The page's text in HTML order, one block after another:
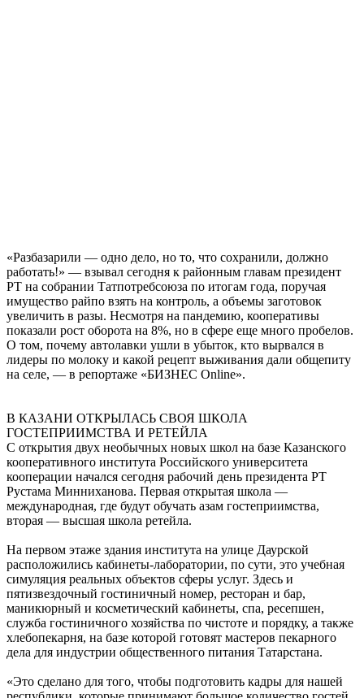
«Разбазарили — одно дело, но то, что сохранили, должно
работать!» — взывал сегодня к районным главам президент
РТ на собрании Татпотребсоюза по итогам года, поручая
имущество райпо взять на контроль, а объемы заготовок
увеличить в разы. Несмотря на пандемию, кооперативы
показали рост оборота на 8%, но в сфере еще много пробелов.
О том, почему автолавки ушли в убыток, кто вырвался в
лидеры по молоку и какой рецепт выживания дали общепиту
на селе, — в репортаже «БИЗНЕС Online».
В КАЗАНИ ОТКРЫЛАСЬ СВОЯ ШКОЛА
ГОСТЕПРИИМСТВА И РЕТЕЙЛА
С открытия двух необычных новых школ на базе Казанского
кооперативного института Российского университета
кооперации начался сегодня рабочий день президента РТ
Рустама Минниханова. Первая открытая школа —
международная, где будут обучать азам гостеприимства,
вторая — высшая школа ретейла.
На первом этаже здания института на улице Даурской
расположились кабинеты-лаборатории, по сути, это учебная
симуляция реальных объектов сферы услуг. Здесь и
пятизвездочный гостиничный номер, ресторан и бар,
маникюрный и косметический кабинеты, спа, ресепшен,
служба гостиничного хозяйства по чистоте и порядку, а также
хлебопекарня, на базе которой готовят мастеров пекарного
дела для индустрии общественного питания Татарстана.
«Это сделано для того, чтобы подготовить кадры для нашей